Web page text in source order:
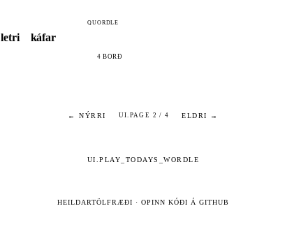
QUORDLE
letri káfar
4 BORÐ
← NÝRRI UI.PAGE 2 / 4 ELDRI →
UI.PLAY_TODAYS_WORDLE
HEILDARTÖLFRÆÐI · OPINN KÓÐI Á GITHUB